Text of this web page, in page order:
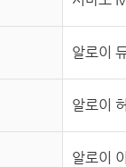
알로이
알로이
알로이